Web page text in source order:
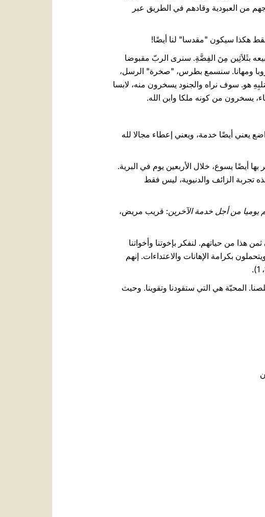
من العبودية وقادهم في الطريق عبر
هكذا سيكون "مقدسا" لنا أيضًا!
بثَلاَثِين مِنَ الفِضَّةِ. سنرى الربّ مقبوضا
ومهانا. سنسمع بطرس، "صخرة" الرسل،
هو. سوف نراه والجنود يسخرون منه، لابسا
يسخرون من كونه ملكا وابن الله.
أيضًا يسوع، خلال الأربعين يوم في البرية.
تجربة الزائف والدنيوية، ليس فقط
يوميا من أجل خدمة الآخرين: قريب مريض،
هذا من حياتهم. لنفكر بإخوتنا وأخواتنا
بكرامة الإهانات والاعتداءات. إنهم
المحبّة هي التي ستقودنا وتقوينا. وحيث